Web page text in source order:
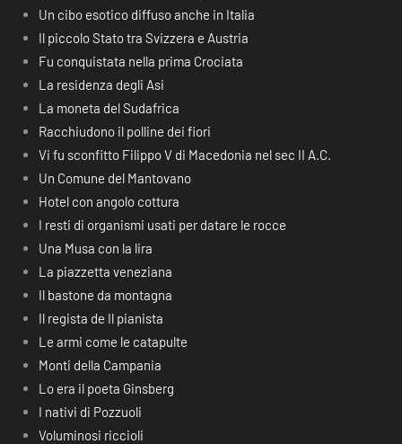
Un cibo esotico diffuso anche in Italia
Il piccolo Stato tra Svizzera e Austria
Fu conquistata nella prima Crociata
La residenza degli Asi
La moneta del Sudafrica
Racchiudono il polline dei fiori
Vi fu sconfitto Filippo V di Macedonia nel sec II A.C.
Un Comune del Mantovano
Hotel con angolo cottura
I resti di organismi usati per datare le rocce
Una Musa con la lira
La piazzetta veneziana
Il bastone da montagna
Il regista de Il pianista
Le armi come le catapulte
Monti della Campania
Lo era il poeta Ginsberg
I nativi di Pozzuoli
Voluminosi riccioli